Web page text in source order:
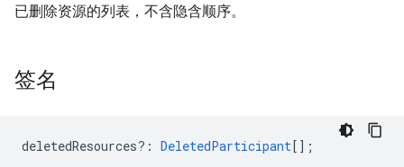
已删除资源的列表，不含隐含顺序。
签名
deletedResources? : DeletedParticipant[];